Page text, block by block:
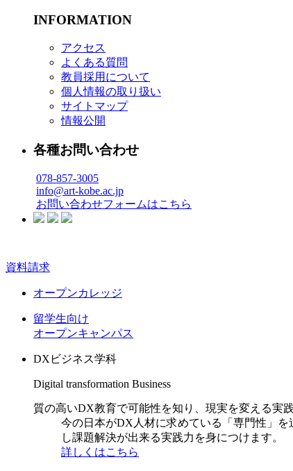
INFORMATION
アクセス
よくある質問
教員採用について
個人情報の取り扱い
サイトマップ
情報公開
各種お問い合わせ
078-857-3005
info@art-kobe.ac.jp
お問い合わせフォームはこちら
資料請求
オープンカレッジ
留学生向け
オープンキャンパス
DXビジネス学科
Digital transformation Business
質の高いDX教育で可能性を知り、現実を変える実
今の日本がDX人材に求めている「専門性」
し課題解決が出来る実践力を身につけます。
詳しくはこちら